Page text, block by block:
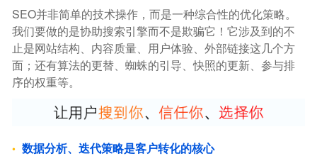
SEO并非简单的技术操作，而是一种综合性的优化策略。
我们要做的是协助搜索引擎而不是欺骗它！它涉及到的不
止是网站结构、内容质量、用户体验、外部链接这几个方
面；还有算法的更替、蜘蛛的引导、快照的更新、参与排
序的权重等。
数据分析、迭代策略是客户转化的核心